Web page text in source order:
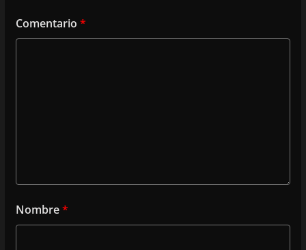
Comentario *
Nombre*